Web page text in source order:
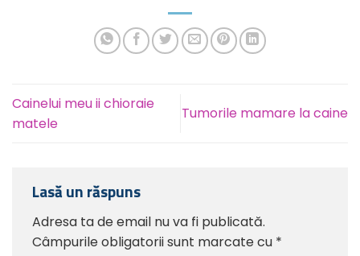
Cainelui meu ii chioraie
matele
Tumorile mamare la caine
Lasă un răspuns
Adresa ta de email nu va fi publicată.
Câmpurile obligatorii sunt marcate cu *